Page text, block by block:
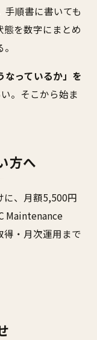
手順書に書いても
を数字にまとめ
なっているか」を
。そこから始ま
方へ
に、月額5,500円
Maintenance
・月次運用まで